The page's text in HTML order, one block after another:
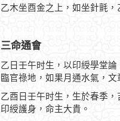
乙木坐酉金之上，如坐針氈
三命通會
乙日壬午时生，以印綬學堂
臨官祿地，如果月通水氣，
乙酉日壬午时生，生於春季
印綬護身，命主大貴。